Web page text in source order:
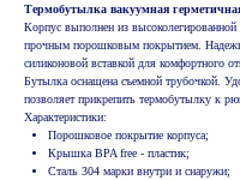
Термобутылка вакуумная
Корпус выполнен из
прочным порошковым покрытием.
силиконовой вставкой для комфортного
Бутылка оснащена съемной трубочкой.
позволяет прикрепить термобутылку к
Характеристики:
Порошковое покрытие корпуса;
Крышка BPA free - пластик;
Сталь 304 марки внутри и снаружи;